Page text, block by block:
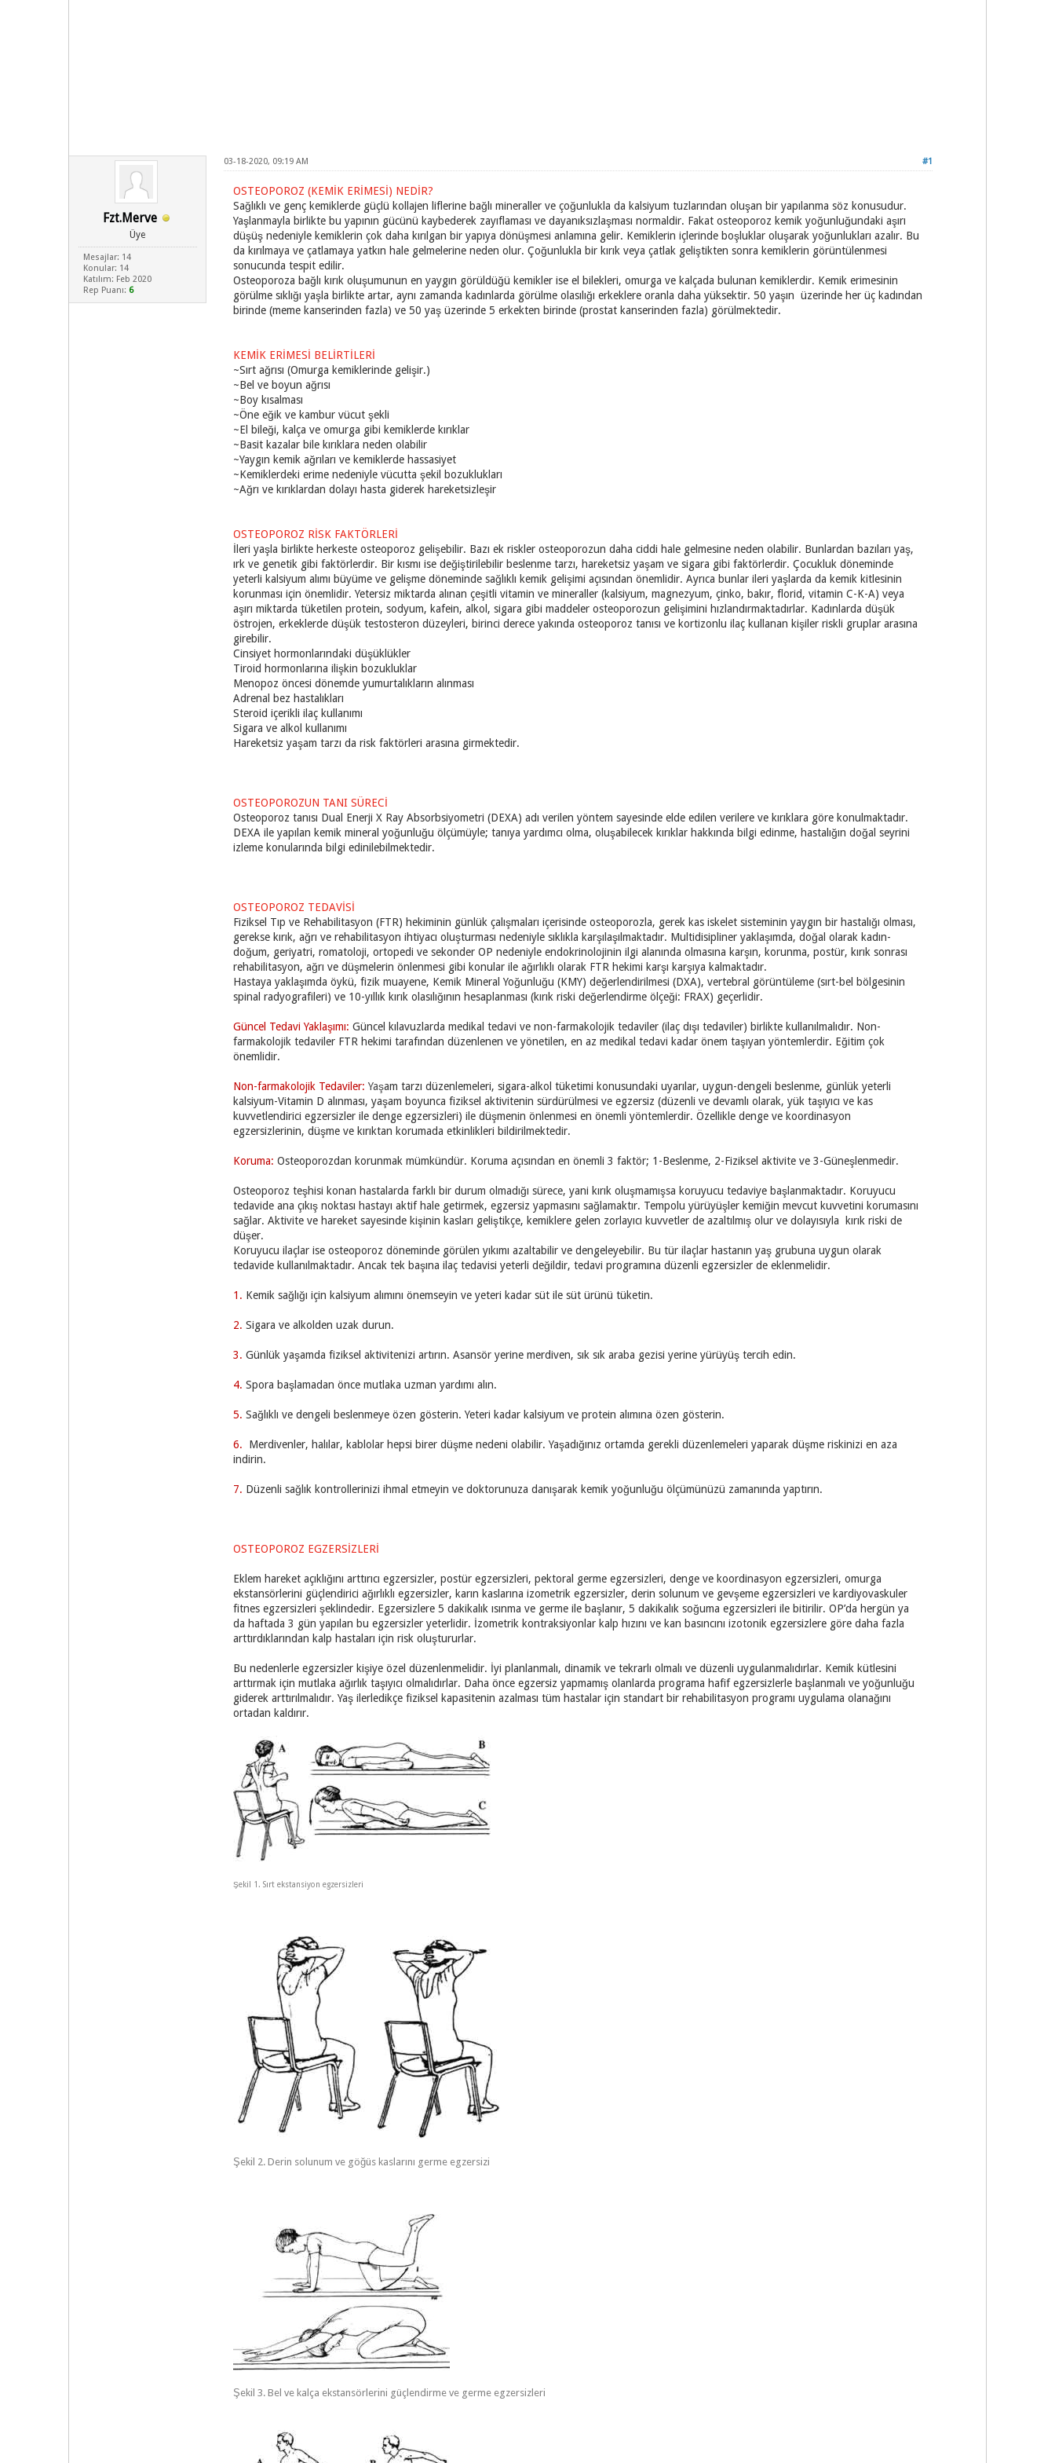
Fzt.Merve
Üye
Mesajlar: 14
Konular: 14
Katılım: Feb 2020
Rep Puanı: 6
#1
03-18-2020, 09:19 AM
OSTEOPOROZ (KEMİK ERİMESİ) NEDİR?
Sağlıklı ve genç kemiklerde güçlü kollajen liflerine bağlı mineraller ve çoğunlukla da kalsiyum tuzlarından oluşan bir yapılanma söz konusudur.
Yaşlanmayla birlikte bu yapının gücünü kaybederek zayıflaması ve dayanıksızlaşması normaldir. Fakat osteoporoz kemik yoğunluğundaki aşırı
düşüş nedeniyle kemiklerin çok daha kırılgan bir yapıya dönüşmesi anlamına gelir. Kemiklerin içlerinde boşluklar oluşarak yoğunlukları azalır. Bu
da kırılmaya ve çatlamaya yatkın hale gelmelerine neden olur. Çoğunlukla bir kırık veya çatlak geliştikten sonra kemiklerin görüntülenmesi
sonucunda tespit edilir.
Osteoporoza bağlı kırık oluşumunun en yaygın görüldüğü kemikler ise el bilekleri, omurga ve kalçada bulunan kemiklerdir. Kemik erimesinin
görülme sıklığı yaşla birlikte artar, aynı zamanda kadınlarda görülme olasılığı erkeklere oranla daha yüksektir. 50 yaşın üzerinde her üç kadından
birinde (meme kanserinden fazla) ve 50 yaş üzerinde 5 erkekten birinde (prostat kanserinden fazla) görülmektedir.
KEMİK ERİMESİ BELİRTİLERİ
~Sırt ağrısı (Omurga kemiklerinde gelişir.)
~Bel ve boyun ağrısı
~Boy kısalması
~Öne eğik ve kambur vücut şekli
~El bileği, kalça ve omurga gibi kemiklerde kırıklar
~Basit kazalar bile kırıklara neden olabilir
~Yaygın kemik ağrıları ve kemiklerde hassasiyet
~Kemiklerdeki erime nedeniyle vücutta şekil bozuklukları
~Ağrı ve kırıklardan dolayı hasta giderek hareketsizleşir
OSTEOPOROZ RİSK FAKTÖRLERİ
İleri yaşla birlikte herkeste osteoporoz gelişebilir. Bazı ek riskler osteoporozun daha ciddi hale gelmesine neden olabilir. Bunlardan bazıları yaş,
ırk ve genetik gibi faktörlerdir. Bir kısmı ise değiştirilebilir beslenme tarzı, hareketsiz yaşam ve sigara gibi faktörlerdir. Çocukluk döneminde
yeterli kalsiyum alımı büyüme ve gelişme döneminde sağlıklı kemik gelişimi açısından önemlidir. Ayrıca bunlar ileri yaşlarda da kemik kitlesinin
korunması için önemlidir. Yetersiz miktarda alınan çeşitli vitamin ve mineraller (kalsiyum, magnezyum, çinko, bakır, florid, vitamin C-K-A) veya
aşırı miktarda tüketilen protein, sodyum, kafein, alkol, sigara gibi maddeler osteoporozun gelişimini hızlandırmaktadırlar. Kadınlarda düşük
östrojen, erkeklerde düşük testosteron düzeyleri, birinci derece yakında osteoporoz tanısı ve kortizonlu ilaç kullanan kişiler riskli gruplar arasına
girebilir.
Cinsiyet hormonlarındaki düşüklükler
Tiroid hormonlarına ilişkin bozukluklar
Menopoz öncesi dönemde yumurtalıkların alınması
Adrenal bez hastalıkları
Steroid içerikli ilaç kullanımı
Sigara ve alkol kullanımı
Hareketsiz yaşam tarzı da risk faktörleri arasına girmektedir.
OSTEOPOROZUN TANI SÜRECİ
Osteoporoz tanısı Dual Enerji X Ray Absorbsiyometri (DEXA) adı verilen yöntem sayesinde elde edilen verilere ve kırıklara göre konulmaktadır.
DEXA ile yapılan kemik mineral yoğunluğu ölçümüyle; tanıya yardımcı olma, oluşabilecek kırıklar hakkında bilgi edinme, hastalığın doğal seyrini
izleme konularında bilgi edinilebilmektedir.
OSTEOPOROZ TEDAVİSİ
Fiziksel Tıp ve Rehabilitasyon (FTR) hekiminin günlük çalışmaları içerisinde osteoporozla, gerek kas iskelet sisteminin yaygın bir hastalığı olması,
gerekse kırık, ağrı ve rehabilitasyon ihtiyacı oluşturması nedeniyle sıklıkla karşılaşılmaktadır. Multidisipliner yaklaşımda, doğal olarak kadın-
doğum, geriyatri, romatoloji, ortopedi ve sekonder OP nedeniyle endokrinolojinin ilgi alanında olmasına karşın, korunma, postür, kırık sonrası
rehabilitasyon, ağrı ve düşmelerin önlenmesi gibi konular ile ağırlıklı olarak FTR hekimi karşı karşıya kalmaktadır.
Hastaya yaklaşımda öykü, fizik muayene, Kemik Mineral Yoğunluğu (KMY) değerlendirilmesi (DXA), vertebral görüntüleme (sırt-bel bölgesinin
spinal radyografileri) ve 10-yıllık kırık olasılığının hesaplanması (kırık riski değerlendirme ölçeği: FRAX) geçerlidir.
Güncel Tedavi Yaklaşımı: Güncel kılavuzlarda medikal tedavi ve non-farmakolojik tedaviler (ilaç dışı tedaviler) birlikte kullanılmalıdır. Non-
farmakolojik tedaviler FTR hekimi tarafından düzenlenen ve yönetilen, en az medikal tedavi kadar önem taşıyan yöntemlerdir. Eğitim çok
önemlidir.
Non-farmakolojik Tedaviler: Yaşam tarzı düzenlemeleri, sigara-alkol tüketimi konusundaki uyarılar, uygun-dengeli beslenme, günlük yeterli
kalsiyum-Vitamin D alınması, yaşam boyunca fiziksel aktivitenin sürdürülmesi ve egzersiz (düzenli ve devamlı olarak, yük taşıyıcı ve kas
kuvvetlendirici egzersizler ile denge egzersizleri) ile düşmenin önlenmesi en önemli yöntemlerdir. Özellikle denge ve koordinasyon
egzersizlerinin, düşme ve kırıktan korumada etkinlikleri bildirilmektedir.
Koruma: Osteoporozdan korunmak mümkündür. Koruma açısından en önemli 3 faktör; 1-Beslenme, 2-Fiziksel aktivite ve 3-Güneşlenmedir.
Osteoporoz teşhisi konan hastalarda farklı bir durum olmadığı sürece, yani kırık oluşmamışsa koruyucu tedaviye başlanmaktadır. Koruyucu
tedavide ana çıkış noktası hastayı aktif hale getirmek, egzersiz yapmasını sağlamaktır. Tempolu yürüyüşler kemiğin mevcut kuvvetini korumasını
sağlar. Aktivite ve hareket sayesinde kişinin kasları geliştikçe, kemiklere gelen zorlayıcı kuvvetler de azaltılmış olur ve dolayısıyla kırık riski de
düşer.
Koruyucu ilaçlar ise osteoporoz döneminde görülen yıkımı azaltabilir ve dengeleyebilir. Bu tür ilaçlar hastanın yaş grubuna uygun olarak
tedavide kullanılmaktadır. Ancak tek başına ilaç tedavisi yeterli değildir, tedavi programına düzenli egzersizler de eklenmelidir.
1. Kemik sağlığı için kalsiyum alımını önemseyin ve yeteri kadar süt ile süt ürünü tüketin.
2. Sigara ve alkolden uzak durun.
3. Günlük yaşamda fiziksel aktivitenizi artırın. Asansör yerine merdiven, sık sık araba gezisi yerine yürüyüş tercih edin.
4. Spora başlamadan önce mutlaka uzman yardımı alın.
5. Sağlıklı ve dengeli beslenmeye özen gösterin. Yeteri kadar kalsiyum ve protein alımına özen gösterin.
6.
Merdivenler, halılar, kablolar hepsi birer düşme nedeni olabilir. Yaşadığınız ortamda gerekli düzenlemeleri yaparak düşme riskinizi en aza
indirin.
7. Düzenli sağlık kontrollerinizi ihmal etmeyin ve doktorunuza danışarak kemik yoğunluğu ölçümünüzü zamanında yaptırın.
OSTEOPOROZ EGZERSİZLERİ
Eklem hareket açıklığını arttırıcı egzersizler, postür egzersizleri, pektoral germe egzersizleri, denge ve koordinasyon egzersizleri, omurga
ekstansörlerini güçlendirici ağırlıklı egzersizler, karın kaslarına izometrik egzersizler, derin solunum ve gevşeme egzersizleri ve kardiyovaskuler
fitnes egzersizleri şeklindedir. Egzersizlere 5 dakikalık ısınma ve germe ile başlanır, 5 dakikalık soğuma egzersizleri ile bitirilir. OP’da hergün ya
da haftada 3 gün yapılan bu egzersizler yeterlidir. İzometrik kontraksiyonlar kalp hızını ve kan basıncını izotonik egzersizlere göre daha fazla
arttırdıklarından kalp hastaları için risk oluştururlar.
Bu nedenlerle egzersizler kişiye özel düzenlenmelidir. İyi planlanmalı, dinamik ve tekrarlı olmalı ve düzenli uygulanmalıdırlar. Kemik kütlesini
arttırmak için mutlaka ağırlık taşıyıcı olmalıdırlar. Daha önce egzersiz yapmamış olanlarda programa hafif egzersizlerle başlanmalı ve yoğunluğu
giderek arttırılmalıdır. Yaş ilerledikçe fiziksel kapasitenin azalması tüm hastalar için standart bir rehabilitasyon programı uygulama olanağını
ortadan kaldırır.
Şekil 1. Sırt ekstansiyon egzersizleri
Şekil 2. Derin solunum ve göğüs kaslarını germe egzersizi
Şekil 3. Bel ve kalça ekstansörlerini güçlendirme ve germe egzersizleri